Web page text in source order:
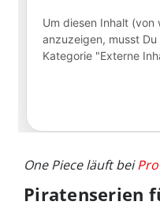
One Piece läuft bei
Piratenserien